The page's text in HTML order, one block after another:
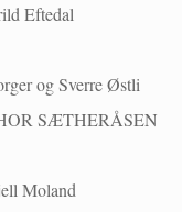
Eftedal
og Sverre Østli
SÆTHERÅSEN
Moland